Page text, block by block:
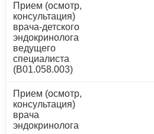
Прием (осмотр,
консультация)
врача-детского
эндокринолога
ведущего
специалиста
(B01.058.003)
Прием (осмотр,
консультация)
врача
эндокринолога